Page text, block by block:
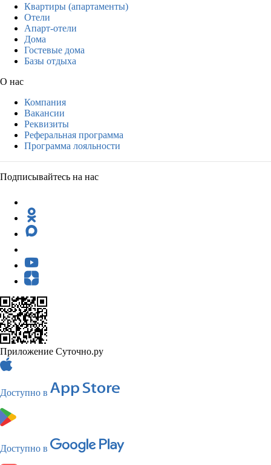
Квартиры (апартаменты)
Отели
Апарт-отели
Дома
Гостевые дома
Базы отдыха
О нас
Компания
Вакансии
Реквизиты
Реферальная программа
Программа лояльности
Подписывайтесь на нас
Приложение Суточно.ру
Доступно в
Доступно в